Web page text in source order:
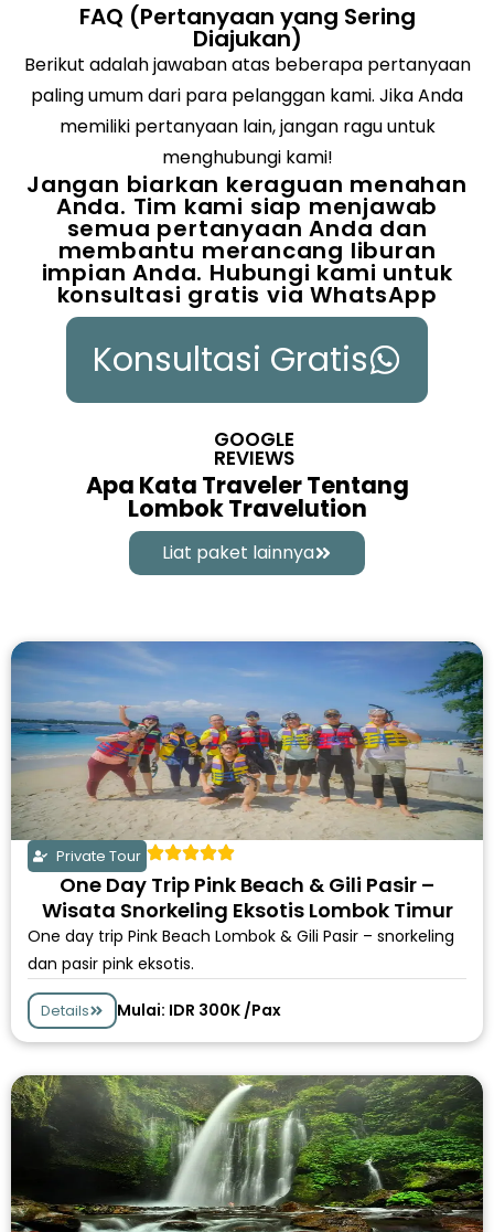
FAQ (Pertanyaan yang Sering
Diajukan)
Berikut adalah jawaban atas beberapa pertanyaan
paling umum dari para pelanggan kami. Jika Anda
memiliki pertanyaan lain, jangan ragu untuk
menghubungi kami!
Jangan biarkan keraguan menahan
Anda. Tim kami siap menjawab
semua pertanyaan Anda dan
membantu merancang liburan
impian Anda. Hubungi kami untuk
konsultasi gratis via WhatsApp
Konsultasi Gratis
GOOGLE
REVIEWS
Apa Kata Traveler Tentang
Lombok Travelution
Liat paket lainnya
Private Tour
One Day Trip Pink Beach & Gili Pasir –
Wisata Snorkeling Eksotis Lombok Timur
One day trip Pink Beach Lombok & Gili Pasir – snorkeling
dan pasir pink eksotis.
Details Mulai: IDR 300K /Pax